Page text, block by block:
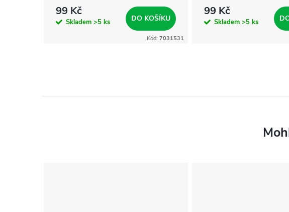
99 Kč
Skladem >5 ks DO KOŠÍKU
Kód: 7031531
99 Kč
Skladem >5 ks